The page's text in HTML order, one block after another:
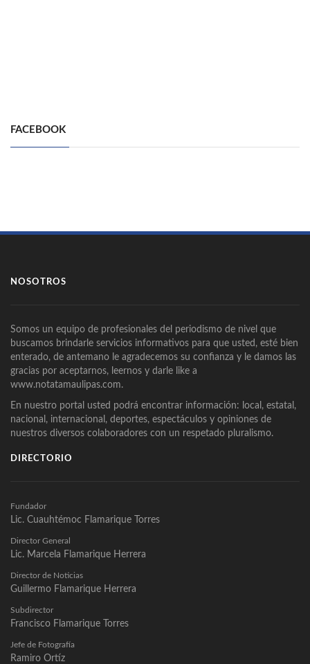
FACEBOOK
NOSOTROS
Somos un equipo de profesionales del periodismo de nivel que
buscamos brindarle servicios informativos para que usted, esté bien
enterado, de antemano le agradecemos su confianza y le damos las
gracias por aceptarnos, leernos y darle like a
www.notatamaulipas.com.
En nuestro portal usted podrá encontrar información: local, estatal,
nacional, internacional, deportes, espectáculos y opiniones de
nuestros diversos colaboradores con un respetado pluralismo.
DIRECTORIO
Fundador
Lic. Cuauhtémoc Flamarique Torres
Director General
Lic. Marcela Flamarique Herrera
Director de Noticias
Guillermo Flamarique Herrera
Subdirector
Francisco Flamarique Torres
Jefe de Fotografía
Ramiro Ortíz